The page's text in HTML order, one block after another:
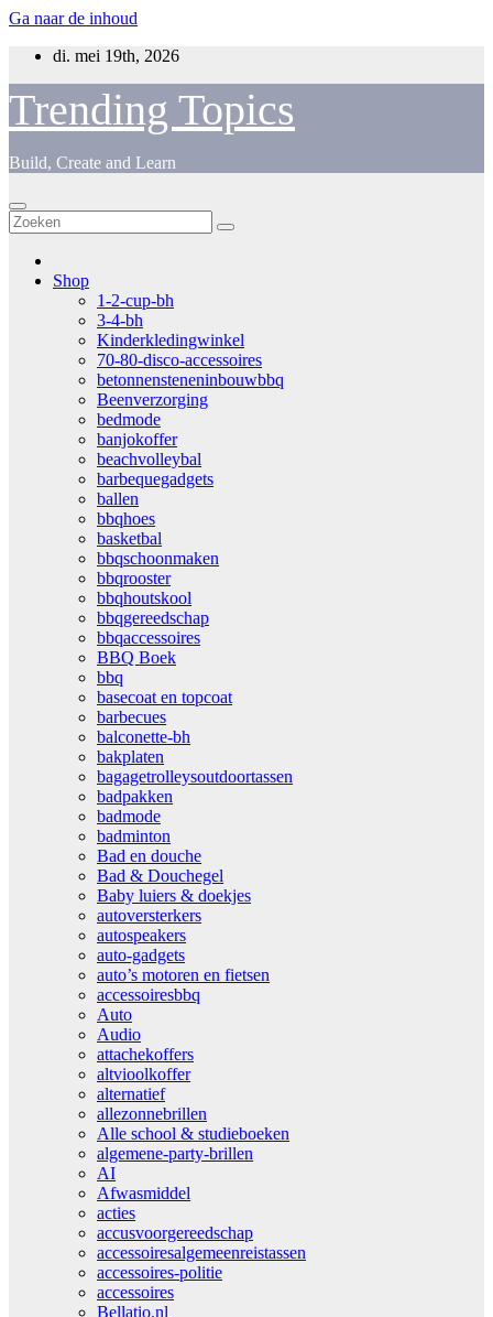
Ga naar de inhoud
di. mei 19th, 2026
Trending Topics
Build, Create and Learn
Shop
1-2-cup-bh
3-4-bh
Kinderkledingwinkel
70-80-disco-accessoires
betonnensteneninbouwbbq
Beenverzorging
bedmode
banjokoffer
beachvolleybal
barbequegadgets
ballen
bbqhoes
basketbal
bbqschoonmaken
bbqrooster
bbqhoutskool
bbqgereedschap
bbqaccessoires
BBQ Boek
bbq
basecoat en topcoat
barbecues
balconette-bh
bakplaten
bagagetrolleysoutdoortassen
badpakken
badmode
badminton
Bad en douche
Bad & Douchegel
Baby luiers & doekjes
autoversterkers
autospeakers
auto-gadgets
auto’s motoren en fietsen
accessoiresbbq
Auto
Audio
attachekoffers
altvioolkoffer
alternatief
allezonnebrillen
Alle school & studieboeken
algemene-party-brillen
AI
Afwasmiddel
acties
accusvoorgereedschap
accessoiresalgemeenreistassen
accessoires-politie
accessoires
Bellatio.nl